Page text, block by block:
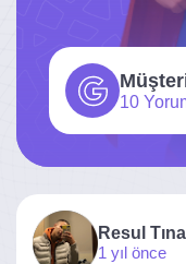
10
Resul
1 yıl önce